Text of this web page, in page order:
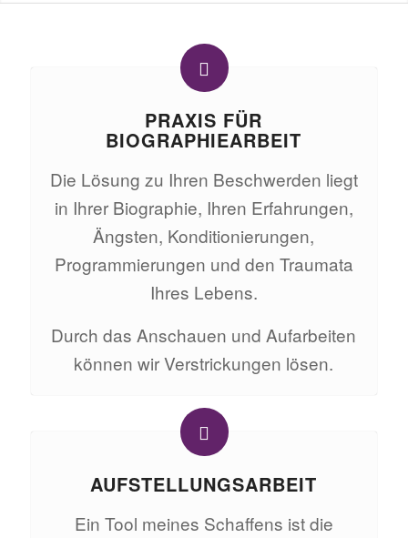
PRAXIS FÜR
BIOGRAPHIEARBEIT
Die Lösung zu Ihren Beschwerden liegt
in Ihrer Biographie, Ihren Erfahrungen,
Ängsten, Konditionierungen,
Programmierungen und den Traumata
Ihres Lebens.
Durch das Anschauen und Aufarbeiten
können wir Verstrickungen lösen.
AUFSTELLUNGSARBEIT
Ein Tool meines Schaffens ist die